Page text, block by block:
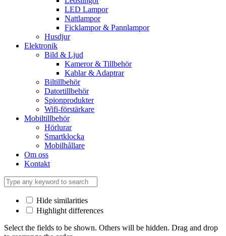
LED Lampor
Nattlampor
Ficklampor & Pannlampor
Husdjur
Elektronik
Bild & Ljud
Kameror & Tillbehör
Kablar & Adaptrar
Biltillbehör
Datortillbehör
Spionprodukter
Wifi-förstärkare
Mobiltillbehör
Hörlurar
Smartklocka
Mobilhållare
Om oss
Kontakt
Hide similarities
Highlight differences
Select the fields to be shown. Others will be hidden. Drag and drop